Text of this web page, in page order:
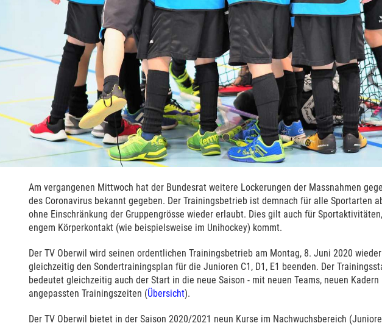
Am vergangenen Mittwoch hat der Bundesrat weitere Lockerungen der Massnahmen
des Coronavirus bekannt gegeben. Der Trainingsbetrieb ist demnach für alle Sportarten
ohne Einschränkung der Gruppengrösse wieder erlaubt. Dies gilt auch für
engem Körperkontakt (wie beispielsweise im Unihockey) kommt.
Der TV Oberwil wird seinen ordentlichen Trainingsbetrieb am Montag, 8. Juni 2020
gleichzeitig den Sondertrainingsplan für die Junioren C1, D1, E1 beenden. Der
bedeutet gleichzeitig auch der Start in die neue Saison - mit neuen Teams, neuen
angepassten Trainingszeiten (Übersicht).
Der TV Oberwil bietet in der Saison 2020/2021 neun Kurse im Nachwuchsbereich